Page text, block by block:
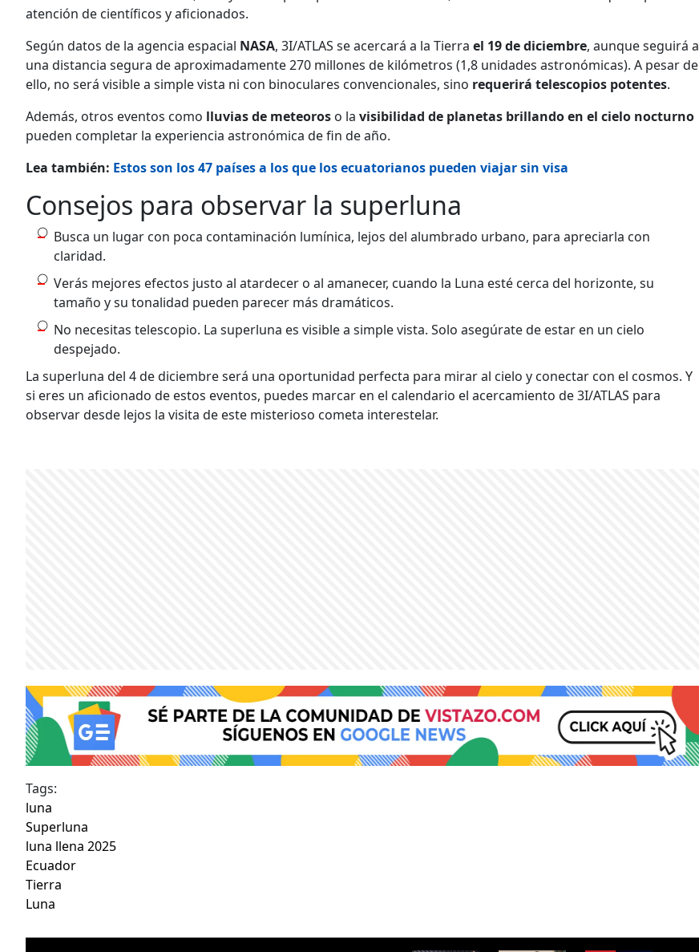
atención de científicos y aficionados.
Según datos de la agencia espacial NASA, 3I/ATLAS se acercará a la Tierra el 19 de diciembre, aunque seguirá a
una distancia segura de aproximadamente 270 millones de kilómetros (1,8 unidades astronómicas). A pesar de
ello, no será visible a simple vista ni con binoculares convencionales, sino requerirá telescopios potentes.
Además, otros eventos como lluvias de meteoros o la visibilidad de planetas brillando en el cielo nocturno
pueden completar la experiencia astronómica de fin de año.
Lea también: Estos son los 47 países a los que los ecuatorianos pueden viajar sin visa
Consejos para observar la superluna
Busca un lugar con poca contaminación lumínica, lejos del alumbrado urbano, para apreciarla con
claridad.
Verás mejores efectos justo al atardecer o al amanecer, cuando la Luna esté cerca del horizonte, su
tamaño y su tonalidad pueden parecer más dramáticos.
No necesitas telescopio. La superluna es visible a simple vista. Solo asegúrate de estar en un cielo
despejado.
La superluna del 4 de diciembre será una oportunidad perfecta para mirar al cielo y conectar con el cosmos. Y
si eres un aficionado de estos eventos, puedes marcar en el calendario el acercamiento de 3I/ATLAS para
observar desde lejos la visita de este misterioso cometa interestelar.
Tags:
luna
Superluna
luna llena 2025
Ecuador
Tierra
Luna